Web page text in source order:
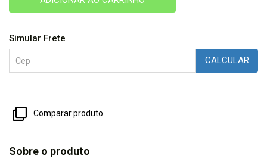
Simular Frete
CALCULAR
Comparar produto
Sobre o produto